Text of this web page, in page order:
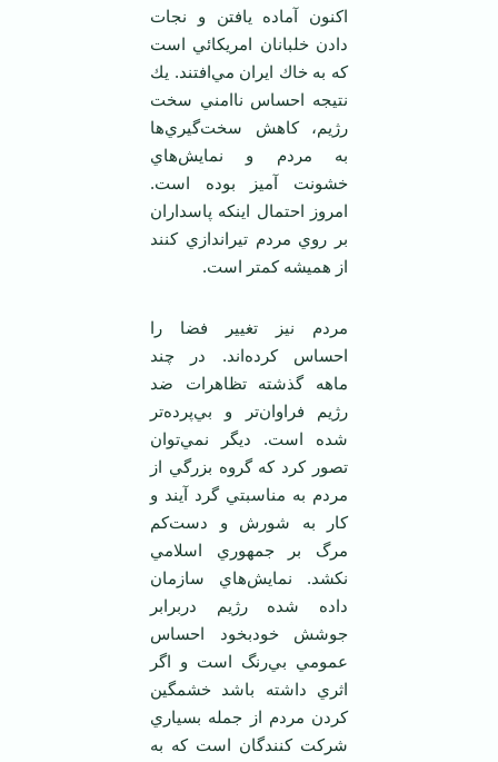
اكنون آماده يافتن و نجات
دادن خلبانان امريكائي است
كه به خاك ايران مي‌افتند. يك
نتيجه احساس ناامني سخت
رژيم، كاهش سخت‌گيري‌ها
به مردم و نمايش‌هاي
خشونت آميز بوده است.
امروز احتمال اينكه پاسداران
بر روي مردم تيراندازي كنند
از هميشه كمتر است.
مردم نيز تغيير فضا را
احساس كرده‌اند. در چند
ماهه گذشته تظاهرات ضد
رژيم فراوان‌تر و بي‌پرده‌تر
شده است. ديگر نمي‌توان
تصور كرد كه گروه بزرگي از
مردم به مناسبتي گرد آيند و
كار به شورش و دست‌كم
مرگ بر جمهوري اسلامي
نكشد. نمايش‌هاي سازمان
داده شده رژيم دربرابر
جوشش خودبخود احساس
عمومي بي‌رنگ است و اگر
اثري داشته باشد خشمگين
كردن مردم از جمله بسياري
شركت كنندگان است كه به